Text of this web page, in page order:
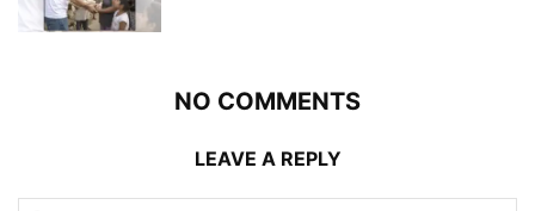
NO COMMENTS
LEAVE A REPLY